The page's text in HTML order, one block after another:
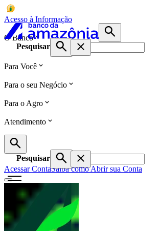
Acesso à Informação
O Banco
Pesquisar
Para Você
Para o seu Negócio
Para o Agro
Atendimento
Pesquisar
Acessar ContaSaiba como Abrir sua Conta